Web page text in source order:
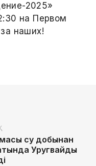
2025»
на Первом
наших!
су добынан
Уругвайды